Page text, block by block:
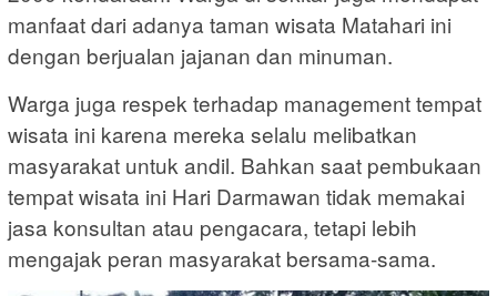
manfaat dari adanya taman wisata Matahari ini
dengan berjualan jajanan dan minuman.
Warga juga respek terhadap management tempat
wisata ini karena mereka selalu melibatkan
masyarakat untuk andil. Bahkan saat pembukaan
tempat wisata ini Hari Darmawan tidak memakai
jasa konsultan atau pengacara, tetapi lebih
mengajak peran masyarakat bersama-sama.